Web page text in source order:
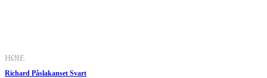
HØIE
Richard Påslakanset Svart